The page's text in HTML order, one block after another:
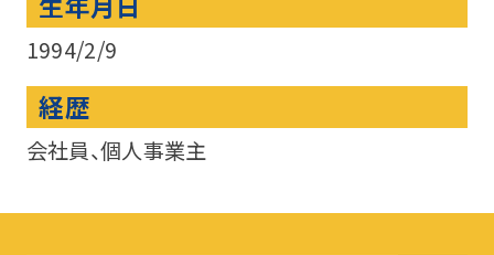
1994/2/9
経歴
会社員、個人事業主